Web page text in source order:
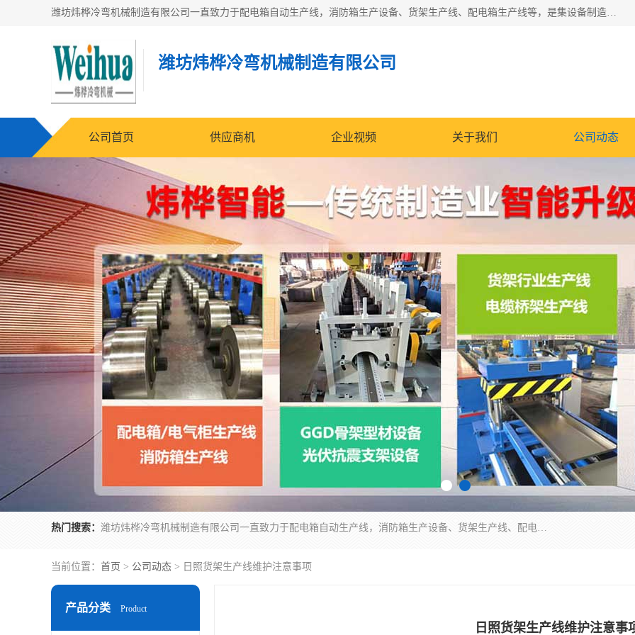
潍坊炜桦冷弯机械制造有限公司一直致力于配电箱自动生产线，消防箱生产设备、货架生产线、配电箱生产线等，是集设备制造、模具加工、技术开发于一体的综合性机械制造高科技民营企业。
潍坊炜桦冷弯机械制造有限公司
公司首页 供应商机 企业视频 关于我们 公司动态
热门搜索： 潍坊炜桦冷弯机械制造有限公司一直致力于配电箱自动生产线，消防箱生产设备、货架生产线、配电箱生产线等，是集设备制造、模具加工、技术开发于一体的综合性机械制造高科技民营企业。
当前位置： 首页 > 公司动态 > 日照货架生产线维护注意事项
产品分类 Product
日照货架生产线维护注意事